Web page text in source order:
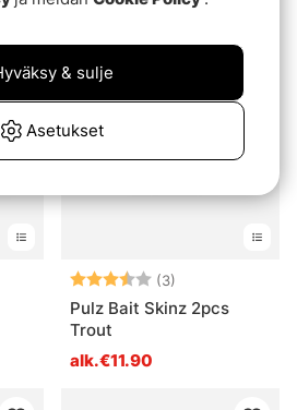
tähdestäArvio: (3)
Pulz Bait Skinz 2pcs
Trout
alk.€11.90
Asetukset
& sulje